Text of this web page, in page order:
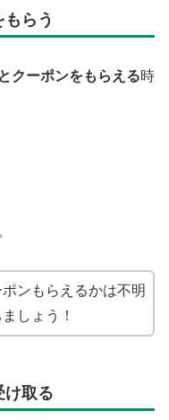
らう
クーポンをもらえる時
ンもらえるかは不明
しょう！
取る